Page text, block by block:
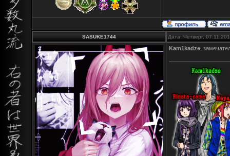
SASUKE1744 Дата: Четверг,
Kam1kadze ,